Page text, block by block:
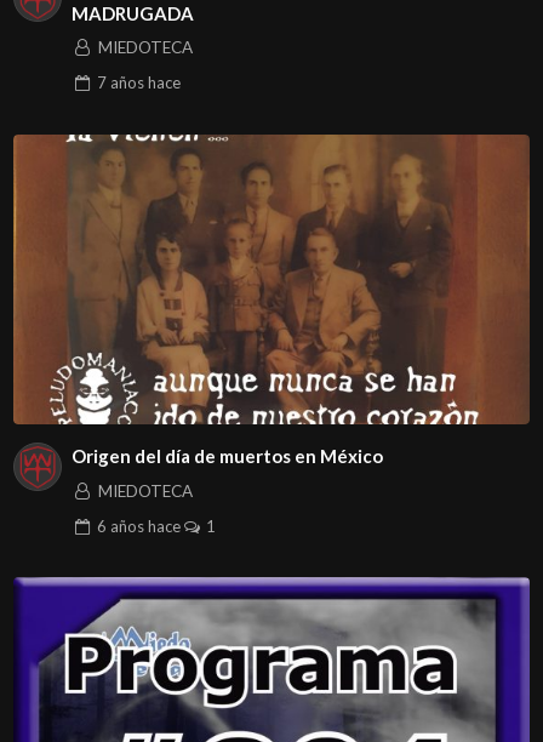
MADRUGADA
MIEDOTECA
7 añoshace
Origen del día de muertos en México
MIEDOTECA
6 añoshace 1